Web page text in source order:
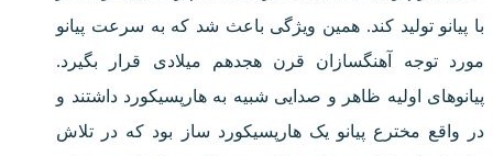
با پیانو تولید کند. همین ویژگی باعث شد که به سرعت پیانو
مورد توجه آهنگسازان قرن هجدهم میلادی قرار بگیرد.
پیانوهای اولیه ظاهر و صدایی شبیه به هارپسیکورد داشتند و
در واقع مخترع پیانو یک هارپسیکورد ساز بود که در تلاش